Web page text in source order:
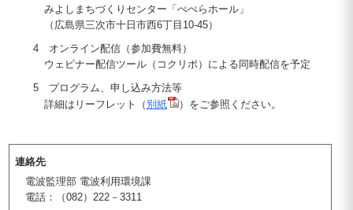
みよしまちづくりセンター「ぺぺらホール」
（広島県三次市十日市西6丁目10-45）
4 オンライン配信（参加費無料）
ウェビナー配信ツール（コクリポ）による同時配信を予定
5 プログラム、申し込み方法等
詳細はリーフレット（ 別紙 ）をご参照ください。
連絡先
電波監理部 電波利用環境課
電話：（082）222－3311